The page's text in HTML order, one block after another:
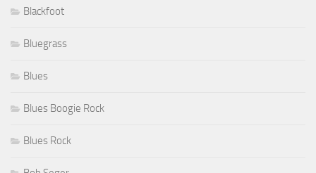
Blackfoot
Bluegrass
Blues
Blues Boogie Rock
Blues Rock